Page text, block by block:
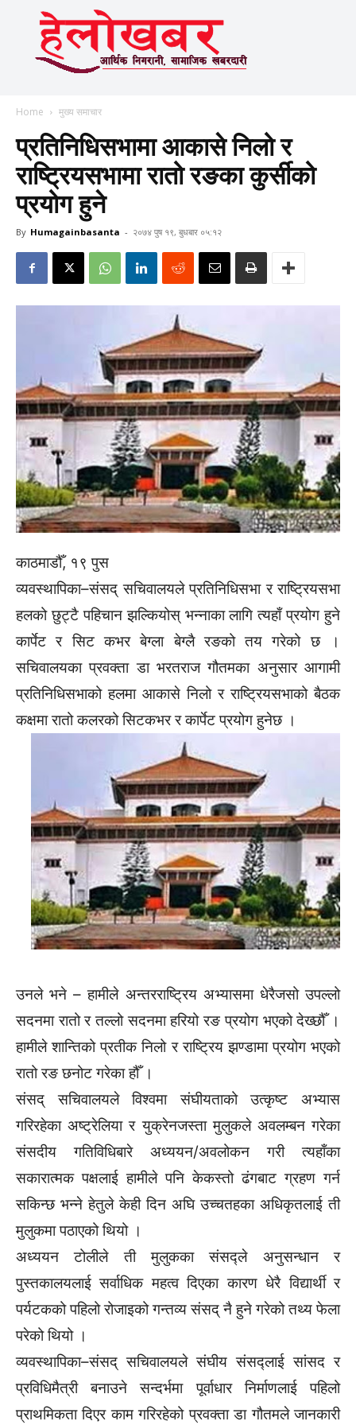
Home मुख्य समाचार
प्रतिनिधिसभामा आकासे निलो र
राष्ट्रियसभामा रातो रङका कुर्सीको
प्रयोग हुने
By Humagainbasanta - २०७४ पुष १९, बुधबार ०५:१२
काठमाडौँ, १९ पुस
व्यवस्थापिका–संसद् सचिवालयले प्रतिनिधिसभा र राष्ट्रियसभा
हलको छुट्टै पहिचान झल्कियोस् भन्नाका लागि त्यहाँ प्रयोग हुने
कार्पेट र सिट कभर बेग्ला बेग्लै रङको तय गरेको छ ।
सचिवालयका प्रवक्ता डा भरतराज गौतमका अनुसार आगामी
प्रतिनिधिसभाको हलमा आकासे निलो र राष्ट्रियसभाको बैठक
कक्षमा रातो कलरको सिटकभर र कार्पेट प्रयोग हुनेछ ।
उनले भने – हामीले अन्तरराष्ट्रिय अभ्यासमा धेरैजसो उपल्लो
सदनमा रातो र तल्लो सदनमा हरियो रङ प्रयोग भएको देख्छौँ ।
हामीले शान्तिको प्रतीक निलो र राष्ट्रिय झण्डामा प्रयोग भएको
रातो रङ छनोट गरेका हौँ ।
संसद् सचिवालयले विश्वमा संघीयताको उत्कृष्ट अभ्यास
गरिरहेका अष्ट्रेलिया र युक्रेनजस्ता मुलुकले अवलम्बन गरेका
संसदीय गतिविधिबारे अध्ययन/अवलोकन गरी त्यहाँका
सकारात्मक पक्षलाई हामीले पनि केकस्तो ढंगबाट ग्रहण गर्न
सकिन्छ भन्ने हेतुले केही दिन अघि उच्चतहका अधिकृतलाई ती
मुलुकमा पठाएको थियो ।
अध्ययन टोलीले ती मुलुकका संसद्ले अनुसन्धान र
पुस्तकालयलाई सर्वाधिक महत्व दिएका कारण धेरै विद्यार्थी र
पर्यटकको पहिलो रोजाइको गन्तव्य संसद् नै हुने गरेको तथ्य फेला
परेको थियो ।
व्यवस्थापिका–संसद् सचिवालयले संघीय संसद्लाई सांसद र
प्रविधिमैत्री बनाउने सन्दर्भमा पूर्वाधार निर्माणलाई पहिलो
प्राथमिकता दिएर काम गरिरहेको प्रवक्ता डा गौतमले जानकारी